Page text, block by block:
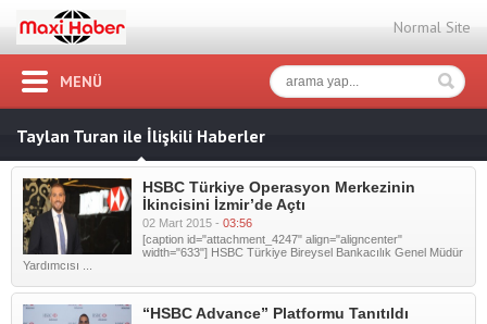
Normal Site
MENÜ
Taylan Turan ile İlişkili Haberler
HSBC Türkiye Operasyon Merkezinin
İkincisini İzmir’de Açtı
02 Mart 2015 - 03:56
[caption id="attachment_4247" align="aligncenter"
width="633"] HSBC Türkiye Bireysel Bankacılık Genel Müdür
Yardımcısı ...
“HSBC Advance” Platformu Tanıtıldı